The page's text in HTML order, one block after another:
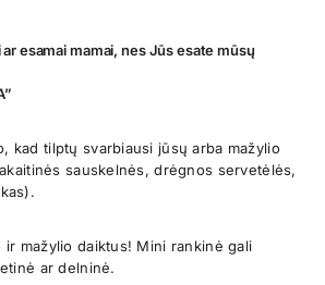
esamai mamai, nes Jūs esate mūsų
kad tilptų svarbiausi jūsų arba mažylio
sauskelnės, drėgnos servetėlės,
ir mažylio daiktus! Mini rankinė gali
ar delninė.